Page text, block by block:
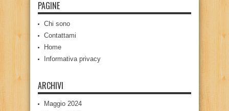
PAGINE
Chi sono
Contattami
Home
Informativa privacy
ARCHIVI
Maggio 2024